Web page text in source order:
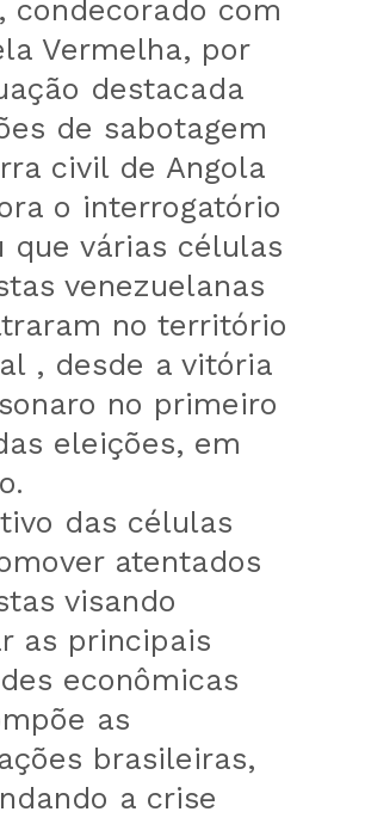
condecorado com
Vermelha, por
destacada
de sabotagem
civil de Angola
o interrogatório
que várias células
venezuelanas
no território
, desde a vitória
no primeiro
eleições, em
das células
atentados
visando
as principais
econômicas
as
brasileiras,
a crise